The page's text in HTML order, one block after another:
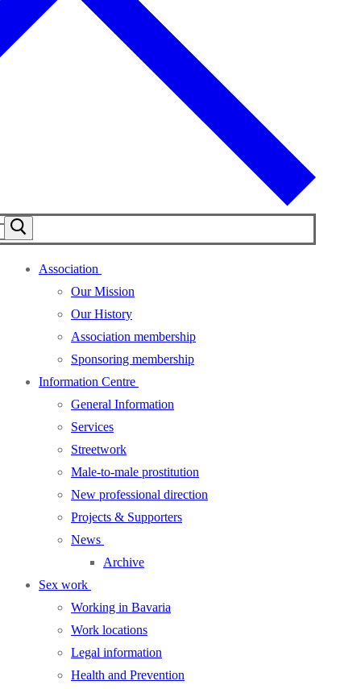
Association
Our Mission
Our History
Association membership
Sponsoring membership
Information Centre
General Information
Services
Streetwork
Male-to-male prostitution
New professional direction
Projects & Supporters
News
Archive
Sex work
Working in Bavaria
Work locations
Legal information
Health and Prevention